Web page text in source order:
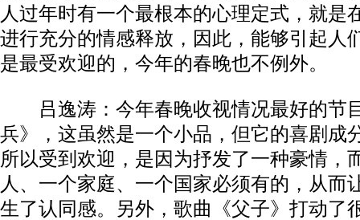
人过年时有一个最根本的心理定式，就是
进行充分的情感释放，因此，能够引起人
是最受欢迎的，今年的春晚也不例外。
吕逸涛：今年春晚收视情况最好的节
兵》，这虽然是一个小品，但它的喜剧成
所以受到欢迎，是因为抒发了一种豪情，
人、一个家庭、一个国家必须有的，从而
生了认同感。另外，歌曲《父子》打动了